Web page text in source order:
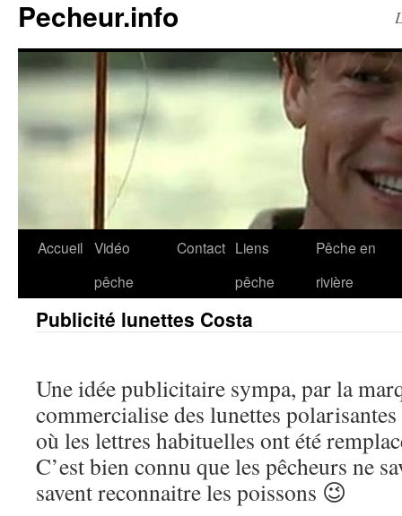
Pecheur.info
Accueil Vidéo
pêche
Contact Liens
pêche
Pêche en
rivière
Publicité lunettes Costa
Une idée publicitaire sympa, par la
commercialise des lunettes
où les lettres habituelles ont été
C’est bien connu que les pêcheurs ne
savent reconnaitre les poissons 😉